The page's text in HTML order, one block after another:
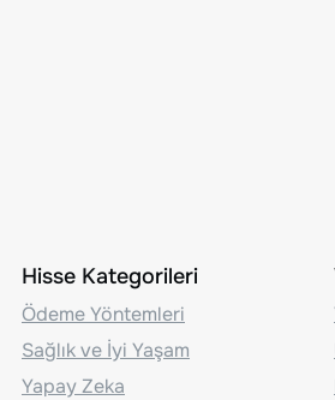
Hisse Kategorileri
Ödeme Yöntemleri
Sağlık ve İyi Yaşam
Yapay Zeka